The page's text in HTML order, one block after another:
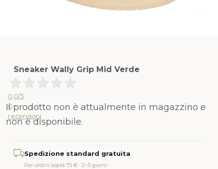
Sneaker Wally Grip Mid Verde
0,0/5
0
recensioni
Il prodotto non è attualmente in magazzino e
non è disponibile.
Spedizione standard gratuita
Per ordini sopra 75 € · 2–5 giorni